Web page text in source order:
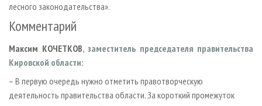
лесного законодательства».
Комментарий
Максим КОЧЕТКОВ, заместитель председателя правительства
Кировской области:
– В первую очередь нужно отметить правотворческую
деятельность правительства области. За короткий промежуток